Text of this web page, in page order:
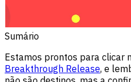
Sumário
Estamos prontos para clicar
Breakthrough Release, e